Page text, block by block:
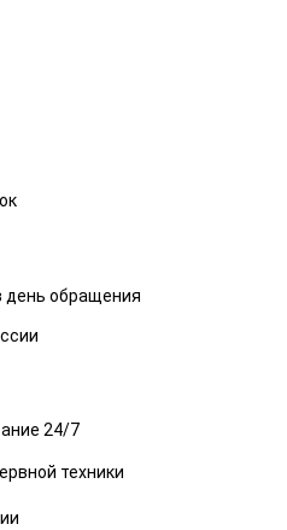
день обращения
24/7
техники